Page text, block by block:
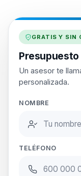
GRATIS Y SIN
Un asesor te
personalizada.
NOMBRE
TELÉFONO